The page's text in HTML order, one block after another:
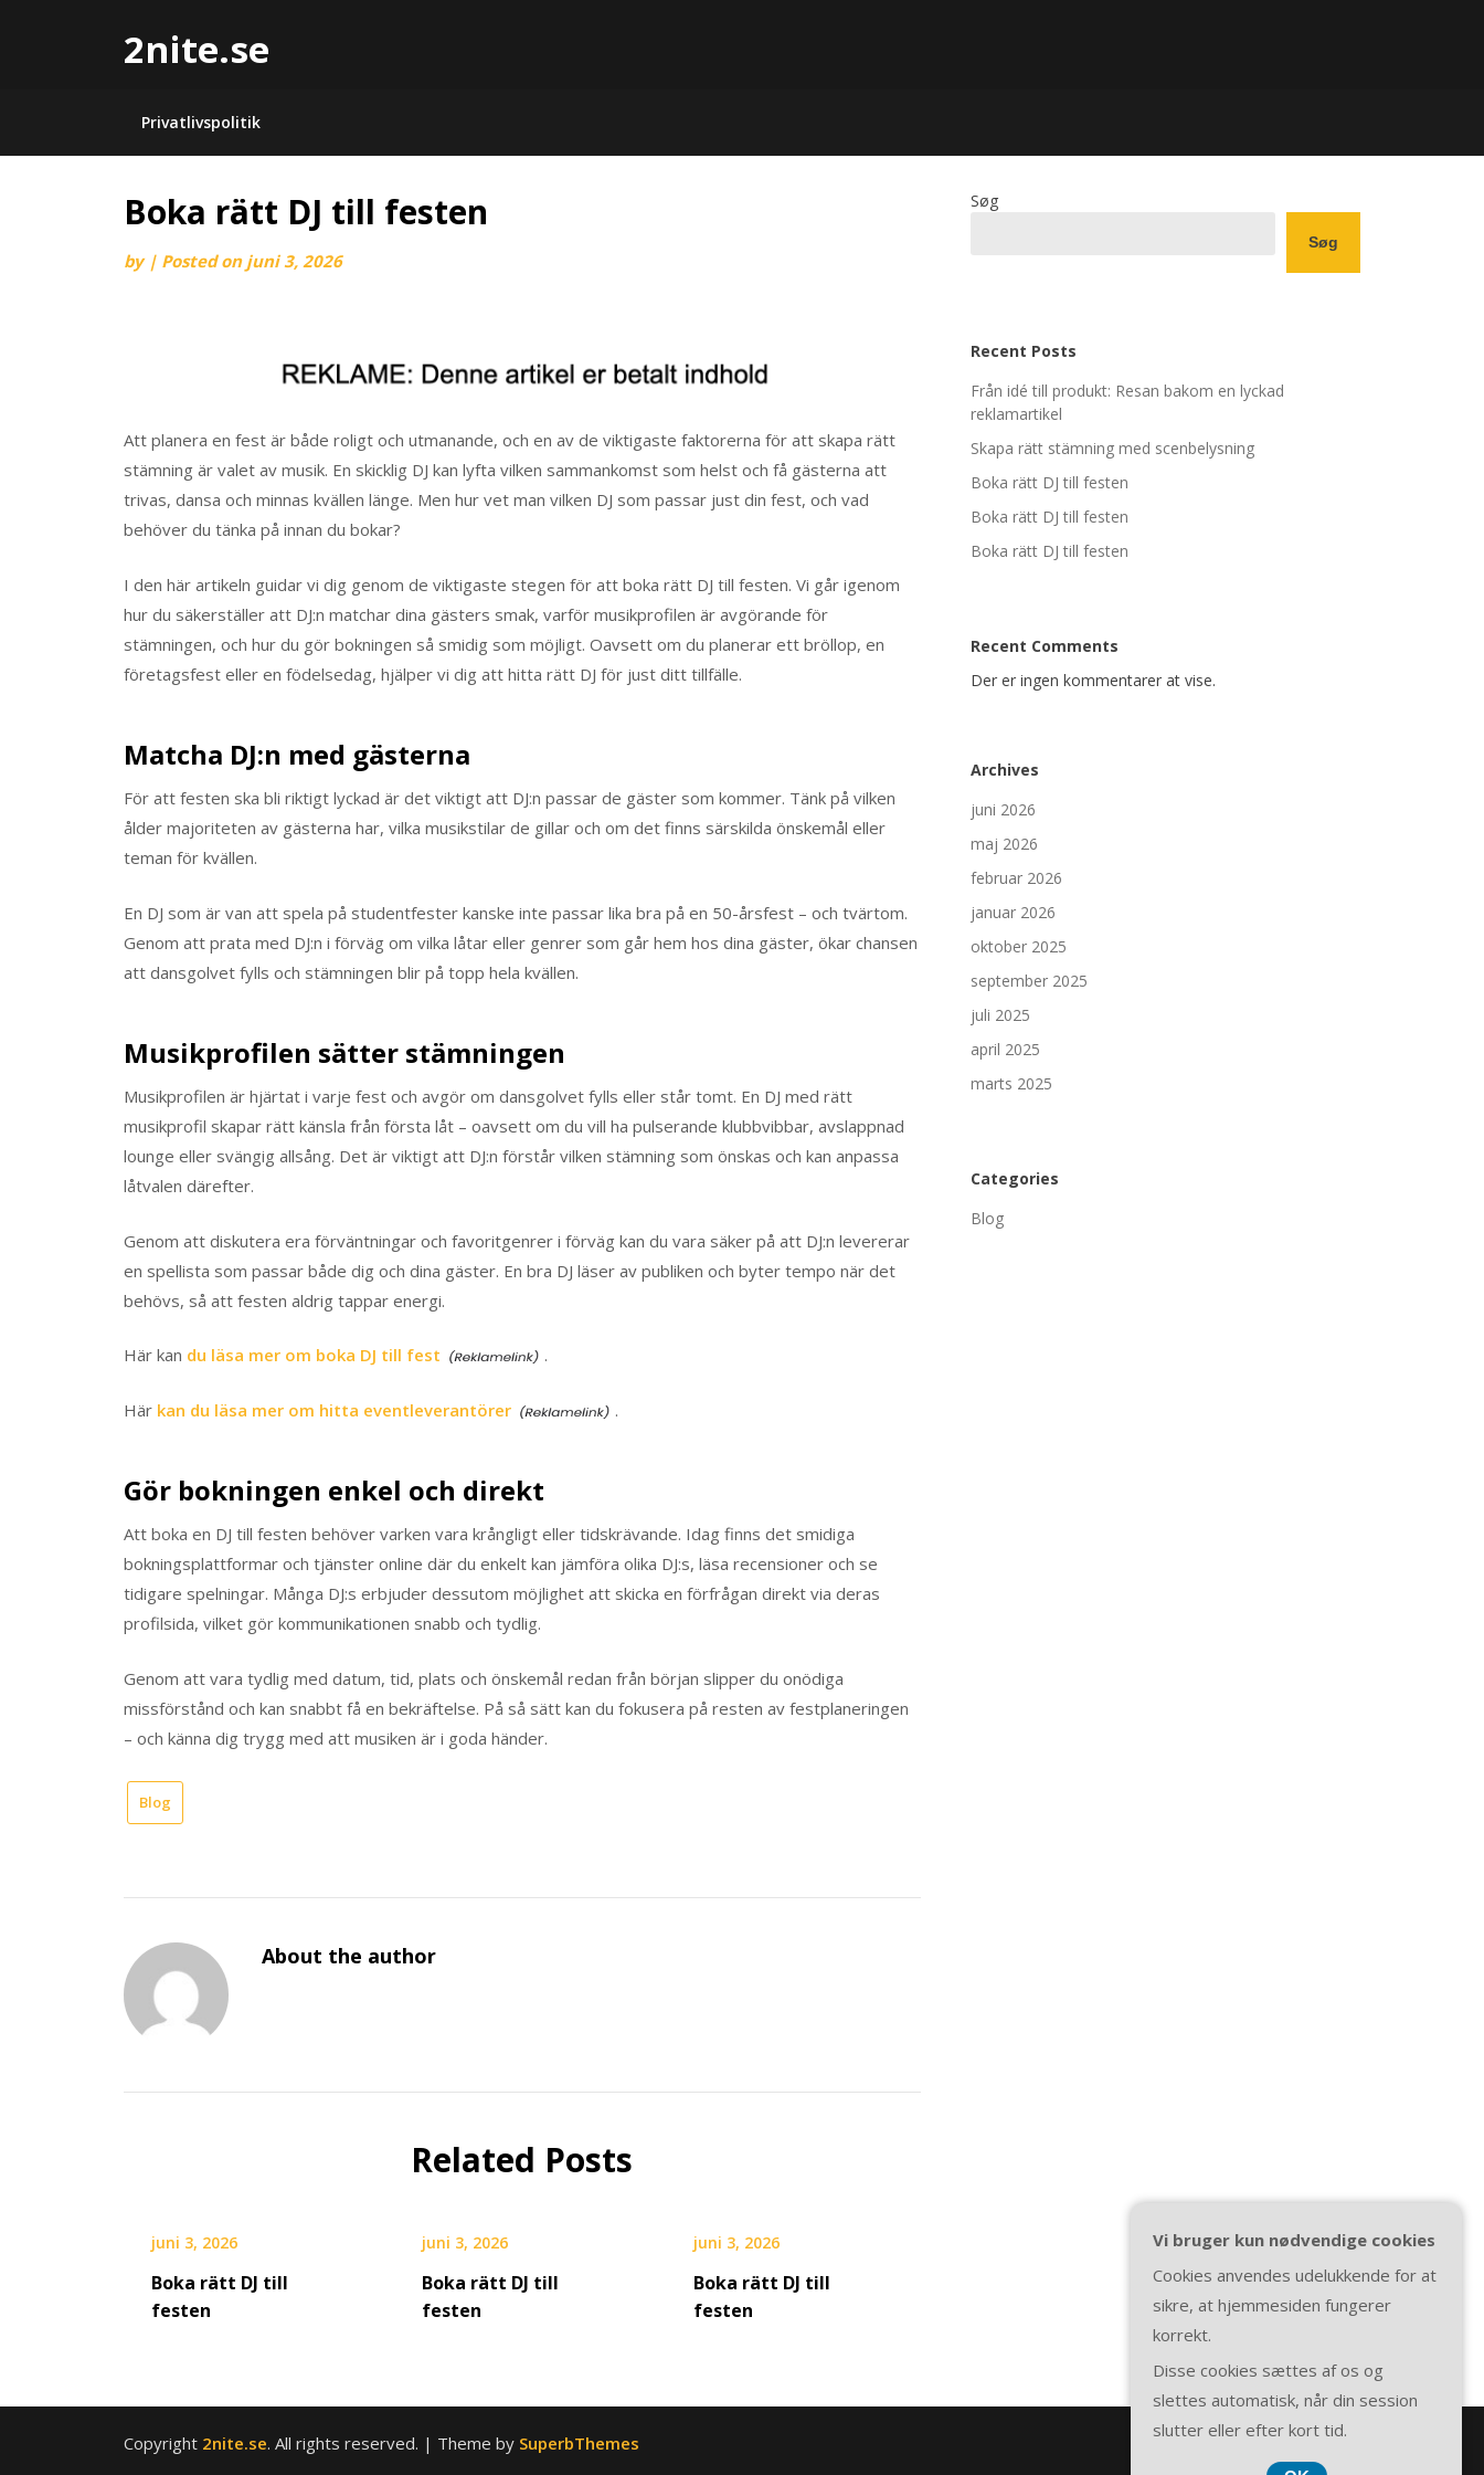
2nite.se
Privatlivspolitik
Boka rätt DJ till festen
by | Posted on juni 3, 2026
Att planera en fest är både roligt och utmanande, och en av de viktigaste faktorerna för att skapa rätt
stämning är valet av musik. En skicklig DJ kan lyfta vilken sammankomst som helst och få gästerna att
trivas, dansa och minnas kvällen länge. Men hur vet man vilken DJ som passar just din fest, och vad
behöver du tänka på innan du bokar?
I den här artikeln guidar vi dig genom de viktigaste stegen för att boka rätt DJ till festen. Vi går igenom
hur du säkerställer att DJ:n matchar dina gästers smak, varför musikprofilen är avgörande för
stämningen, och hur du gör bokningen så smidig som möjligt. Oavsett om du planerar ett bröllop, en
företagsfest eller en födelsedag, hjälper vi dig att hitta rätt DJ för just ditt tillfälle.
Matcha DJ:n med gästerna
För att festen ska bli riktigt lyckad är det viktigt att DJ:n passar de gäster som kommer. Tänk på vilken
ålder majoriteten av gästerna har, vilka musikstilar de gillar och om det finns särskilda önskemål eller
teman för kvällen.
En DJ som är van att spela på studentfester kanske inte passar lika bra på en 50-årsfest – och tvärtom.
Genom att prata med DJ:n i förväg om vilka låtar eller genrer som går hem hos dina gäster, ökar chansen
att dansgolvet fylls och stämningen blir på topp hela kvällen.
Musikprofilen sätter stämningen
Musikprofilen är hjärtat i varje fest och avgör om dansgolvet fylls eller står tomt. En DJ med rätt
musikprofil skapar rätt känsla från första låt – oavsett om du vill ha pulserande klubbvibbar, avslappnad
lounge eller svängig allsång. Det är viktigt att DJ:n förstår vilken stämning som önskas och kan anpassa
låtvalen därefter.
Genom att diskutera era förväntningar och favoritgenrer i förväg kan du vara säker på att DJ:n levererar
en spellista som passar både dig och dina gäster. En bra DJ läser av publiken och byter tempo när det
behövs, så att festen aldrig tappar energi.
Här kan du läsa mer om boka DJ till fest .
Här kan du läsa mer om hitta eventleverantörer .
Gör bokningen enkel och direkt
Att boka en DJ till festen behöver varken vara krångligt eller tidskrävande. Idag finns det smidiga
bokningsplattformar och tjänster online där du enkelt kan jämföra olika DJ:s, läsa recensioner och se
tidigare spelningar. Många DJ:s erbjuder dessutom möjlighet att skicka en förfrågan direkt via deras
profilsida, vilket gör kommunikationen snabb och tydlig.
Genom att vara tydlig med datum, tid, plats och önskemål redan från början slipper du onödiga
missförstånd och kan snabbt få en bekräftelse. På så sätt kan du fokusera på resten av festplaneringen
– och känna dig trygg med att musiken är i goda händer.
Blog
About the author
Related Posts
juni 3, 2026
Boka rätt DJ till
festen
juni 3, 2026
Boka rätt DJ till
festen
juni 3, 2026
Boka rätt DJ till
festen
Søg
Søg
Recent Posts
Från idé till produkt: Resan bakom en lyckad
reklamartikel
Skapa rätt stämning med scenbelysning
Boka rätt DJ till festen
Boka rätt DJ till festen
Boka rätt DJ till festen
Recent Comments
Der er ingen kommentarer at vise.
Archives
juni 2026
maj 2026
februar 2026
januar 2026
oktober 2025
september 2025
juli 2025
april 2025
marts 2025
Categories
Blog
Copyright 2nite.se. All rights reserved. | Theme by SuperbThemes
Vi bruger kun nødvendige cookies
Cookies anvendes udelukkende for at
sikre, at hjemmesiden fungerer
korrekt.
Disse cookies sættes af os og
slettes automatisk, når din session
slutter eller efter kort tid.